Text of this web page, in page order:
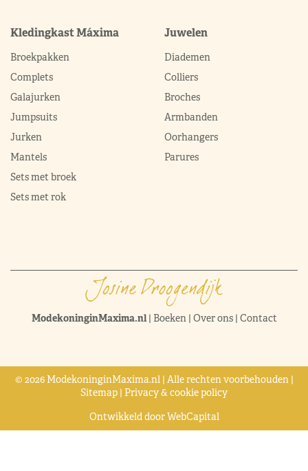
Kledingkast Máxima
Broekpakken
Complets
Galajurken
Jumpsuits
Jurken
Mantels
Sets met broek
Sets met rok
Juwelen
Diademen
Colliers
Broches
Armbanden
Oorhangers
Parures
ModekoninginMaxima.nl| Boeken| Over ons| Contact
© 2026 ModekoninginMaxima.nl | Alle rechten voorbehouden |
Sitemap | Privacy & cookie policy
Ontwikkeld doorWebCapital